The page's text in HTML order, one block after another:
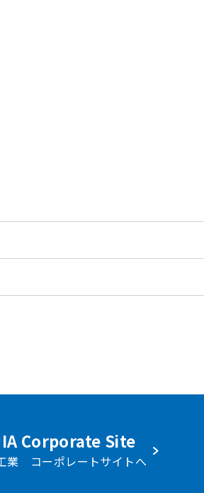
Corporate Site
業 コーポレートサイトへ